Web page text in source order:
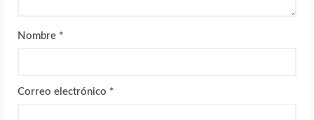
Nombre *
Correo electrónico *